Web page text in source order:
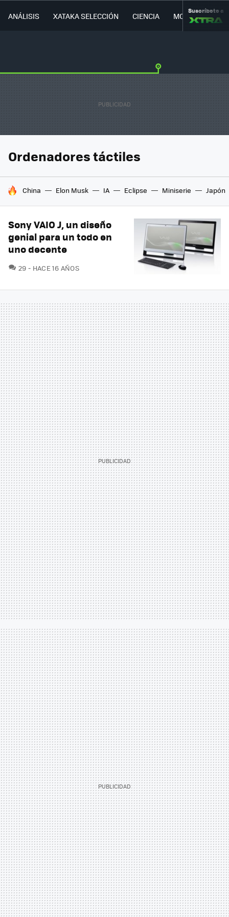
ANÁLISIS XATAKA SELECCIÓN CIENCIA MOVILIDAD
Suscríbete a
Ordenadores táctiles
HOY SE HABLA DE
China Elon Musk IA Eclipse Miniserie Japón
Sony VAIO J, un diseño
genial para un todo en
uno decente
29 COMENTARIOS
HACE 16 AÑOS